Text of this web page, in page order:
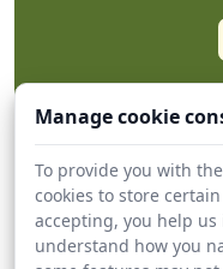
ACCUEIL
BOUTIQUE EN
PLANNING
Manage cookie
To provide you with
cookies to store
accepting, you help
understand how you